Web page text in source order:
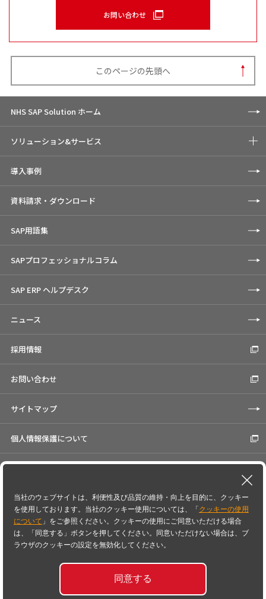
お問い合わせ
このページの先頭へ
NHS SAP Solution ホーム
ソリューション&サービス
導入事例
資料請求・ダウンロード
SAP用語集
SAPプロフェッショナルコラム
SAP ERP ヘルプデスク
ニュース
採用情報
お問い合わせ
サイトマップ
個人情報保護について
Cookieの使用について
コーポレートサイト
Speed-I＼スピードアイは日鉄日立システムソリューションズ株式会社の登録商標です。
SAPはSAP SEのドイツ及びその他の国における商標または登録商標です。
Amazon Web Services、AWS、"Powered by Amazon Web Services"ロゴは、米国その他の
© NIPPON STEEL Hitachi Systems Solutions, Inc. All rights reserved.
当社のウェブサイトは、利便性及び品質の維持・向上を目的に、クッキー
を使用しております。当社のクッキー使用については、「 クッキーの使用
について 」をご参照ください。クッキーの使用にご同意いただける場合
は、「同意する」ボタンを押してください。同意いただけない場合は、ブ
ラウザのクッキーの設定を無効化してください。
同意する